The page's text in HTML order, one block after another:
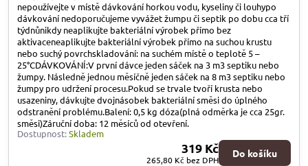
nepoužívejte v místě dávkování horkou vodu, kyseliny či louhypo
dávkování nedoporučujeme vyvážet žumpu či septik po dobu cca tří
týdnůnikdy neaplikujte bakteriální výrobek přímo bez
aktivaceneaplikujte bakteriální výrobek přímo na suchou krustu
nebo suchý povrchskladování: na suchém místě o teplotě 5 –
25°CDÁVKOVÁNÍ:V první dávce jeden sáček na 3 m3 septiku nebo
žumpy. Následně jednou měsíčně jeden sáček na 8 m3 septiku nebo
žumpy pro udržení procesu.Pokud se trvale tvoří krusta nebo
usazeniny, dávkujte dvojnásobek bakteriální směsi do úplného
odstranění problému.Balení: 0,5 kg dóza(plná odměrka je cca 25gr.
směsi)Záruční doba: 12 měsíců od otevření.
Dostupnost:Skladem
319 Kč
265,80 Kč bez DPH
Do košíku